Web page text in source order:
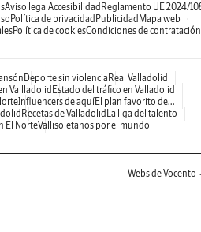
Aviso legal Accesibilidad Reglamento UE 2024/
Política de privacidad Publicidad Mapa web
Política de cookiesCondiciones de contratación
Deporte sin violencia Real Valladolid
Vallladolid Estado del tráfico en Valladolid
Influencers de aquíEl plan favorito de...
Recetas de Valladolid La liga del talento
El NorteVallisoletanos por el mundo
Webs de Vocento